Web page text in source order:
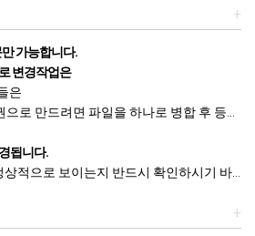
서비스화면(전면)에 게시합니다. 다만,
용자가 연결화면을 통하여 볼 수 있도록
관에 동의하기에 앞서 약관에
중 청약철회·배송책임·환불조건 등과
이용자가 이해할 수 있도록 별도의
업화면 등을 제공하여 이용자의 확인을
규제에 관한 법률」, 「전자문서 및
, 「전자금융거래법」,
+
가능합니다.
변경작업은
은
드려면 파일을 하나로 병합 후 등록하시기 바랍니다.
됩니다.
으로 보이는지 반드시 확인하시기 바랍니다.
+